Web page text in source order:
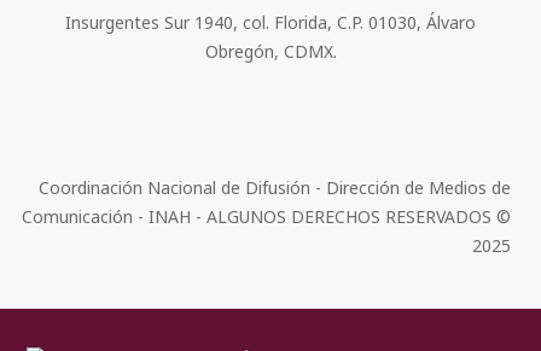
Insurgentes Sur 1940, col. Florida, C.P. 01030, Álvaro
Obregón, CDMX.
Coordinación Nacional de Difusión - Dirección de Medios de
Comunicación - INAH - ALGUNOS DERECHOS RESERVADOS ©
2025